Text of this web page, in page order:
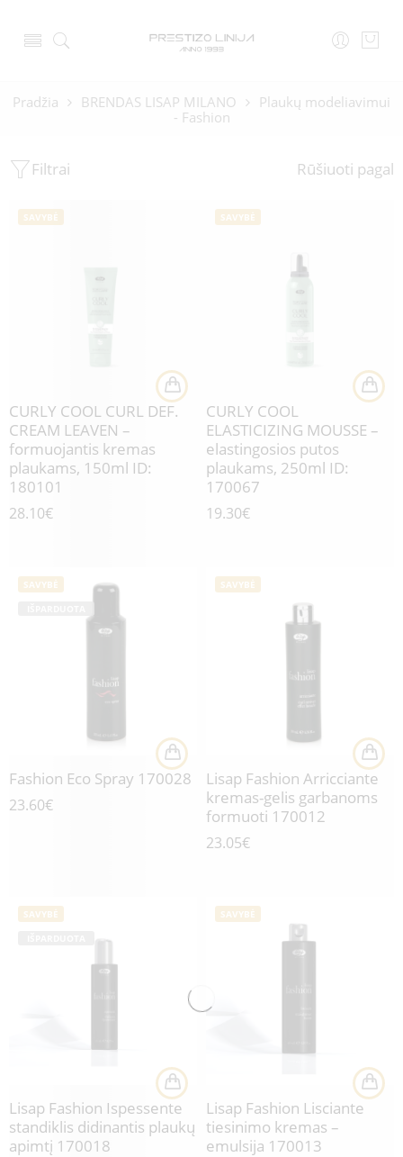
Pradžia BRENDAS LISAP MILANO
Plaukų modeliavimui
- Fashion
Filtrai Rūšiuoti pagal
SAVYBĖ
CURLY COOL CURL DEF.
CREAM LEAVEN –
formuojantis kremas
plaukams, 150ml ID:
180101
28.10€
SAVYBĖ
CURLY COOL
ELASTICIZING MOUSSE –
elastingosios putos
plaukams, 250ml ID:
170067
19.30€
SAVYBĖ
Fashion Eco Spray 170028
23.60€
SAVYBĖ
Lisap Fashion Arricciante
kremas-gelis garbanoms
formuoti 170012
23.05€
SAVYBĖ
Lisap Fashion Ispessente
standiklis didinantis plaukų
apimtį 170018
SAVYBĖ
Lisap Fashion Lisciante
tiesinimo kremas –
emulsija 170013